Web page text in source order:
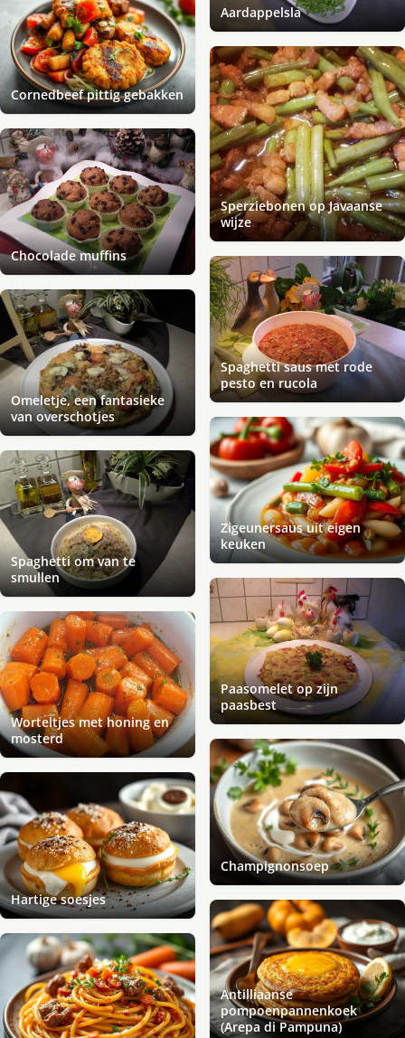
Aardappelsla
Cornedbeef pittig gebakken
Sperziebonen op Javaanse
wijze
Chocolade muffins
Spaghetti saus met rode
pesto en rucola
Omeletje, een fantasieke
van overschotjes
Zigeunersaus uit eigen
keuken
Spaghetti om van te
smullen
Paasomelet op zijn
paasbest
Worteltjes met honing en
mosterd
Champignonsoep
Hartige soesjes
Antilliaanse
pompoenpannenkoek
(Arepa di Pampuna)